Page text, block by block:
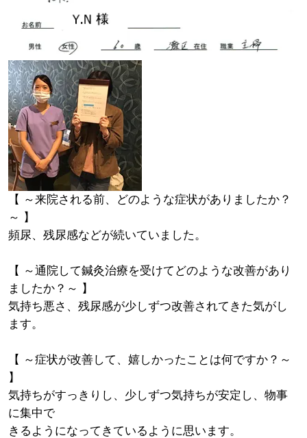
【 ～来院される前、どのような症状がありましたか？
～ 】
頻尿、残尿感などが続いていました。
【 ～通院して鍼灸治療を受けてどのような改善があり
ましたか？～ 】
気持ち悪さ、残尿感が少しずつ改善されてきた気がし
ます。
【 ～症状が改善して、嬉しかったことは何ですか？～
】
気持ちがすっきりし、少しずつ気持ちが安定し、物事
に集中で
きるようになってきているように思います。